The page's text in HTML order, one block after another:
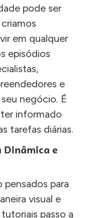
pode ser
em qualquer
episódios
e
negócio. É
informado
tarefas diárias.
Dinâmica e
pensados para
visual e
passo a